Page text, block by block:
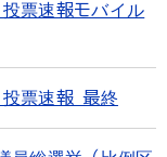
票速報モバイル
票速報 最終